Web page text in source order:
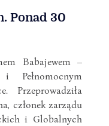
Ponad 30
Babajewem –
i Pełnomocnym
Przeprowadziła
członek zarządu
i Globalnych